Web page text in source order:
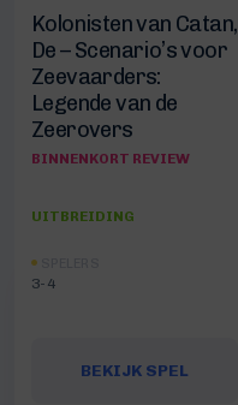
Kolonisten van Catan,
De – Scenario’s voor
Zeevaarders:
Legende van de
Zeerovers
BINNENKORT REVIEW
UITBREIDING
3-4
BEKIJK SPEL